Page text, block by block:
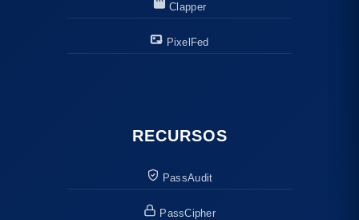
Clapper
PixelFed
RECURSOS
PassAudit
PassCipher